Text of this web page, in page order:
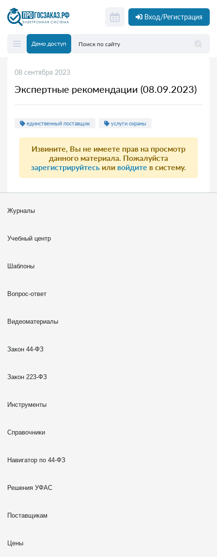
Вход/Регистрация
Демо доступ
08 сентября 2023
Экспертные рекомендации (08.09.2023)
единственный поставщик услуги охраны
Извините, Вы не имеете прав на просмотр
данного материала. Пожалуйста
зарегистрируйтесь или войдите в систему.
Журналы
Учебный центр
Шаблоны
Вопрос-ответ
Видеоматериалы
Закон 44-ФЗ
Закон 223-ФЗ
Инструменты
Справочники
Навигатор по 44-ФЗ
Решения УФАС
Поставщикам
Цены